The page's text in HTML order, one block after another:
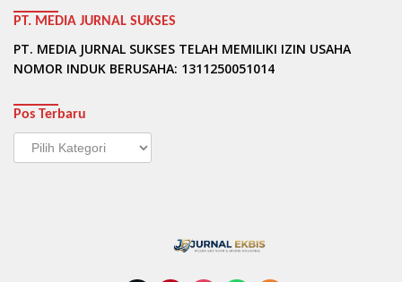
PT. MEDIA JURNAL SUKSES
PT. MEDIA JURNAL SUKSES TELAH MEMILIKI IZIN USAHA
NOMOR INDUK BERUSAHA: 1311250051014
Pos Terbaru
Pos
Terbaru